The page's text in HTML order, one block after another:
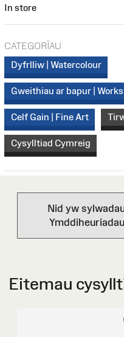
In store
CATEGORÏAU
Dyfrlliw | Watercolour
Gweithiau ar bapur |
Celf Gain | Fine Art
Cysylltiad Cymreig
Nid yw
Eitemau